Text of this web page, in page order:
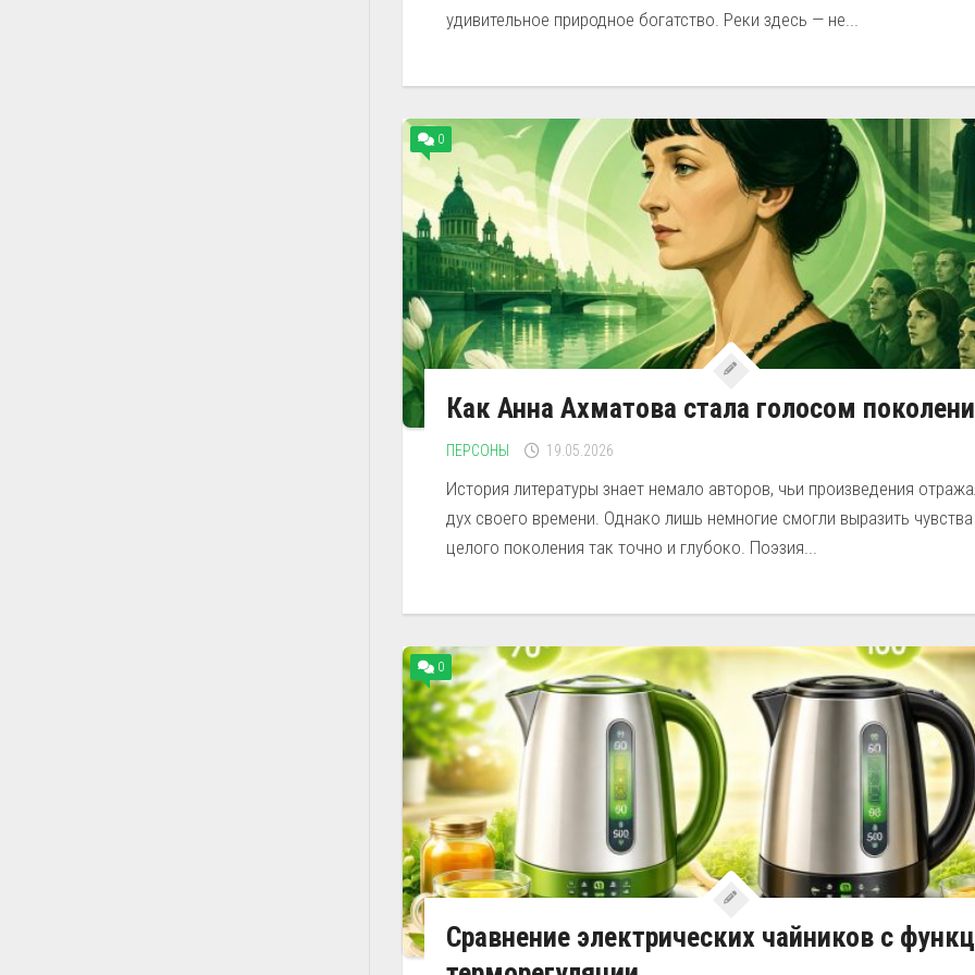
удивительное природное богатство. Реки здесь — не...
0
Как Анна Ахматова стала голосом
ПЕРСОНЫ 19.05.2026
История литературы знает немало авторов, чьи произведения
дух своего времени. Однако лишь немногие смогли выразить чувства
целого поколения так точно и глубоко. Поэзия...
0
Сравнение электрических чайников с